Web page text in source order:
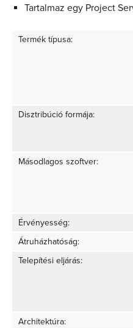
Tartalmaz egy Project
Termék típusa:
Disztribúció formája:
Másodlagos szoftver:
Érvényesség:
Átruházhatóság:
Telepítési eljárás:
Architektúra: